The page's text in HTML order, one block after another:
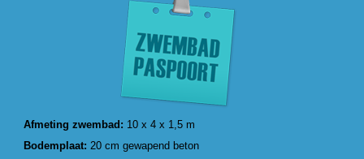
Afmeting zwembad: 10 x 4 x 1,5 m
Bodemplaat: 20 cm gewapend beton